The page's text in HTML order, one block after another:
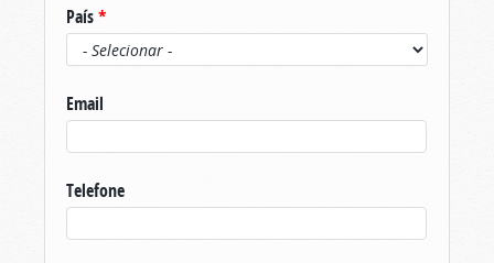
País*
Email
Telefone